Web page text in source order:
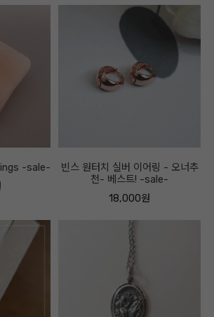
-sale-
빈스 원터치 실버 이어링 - 오너추
천- 베스트! -sale-
18,000원